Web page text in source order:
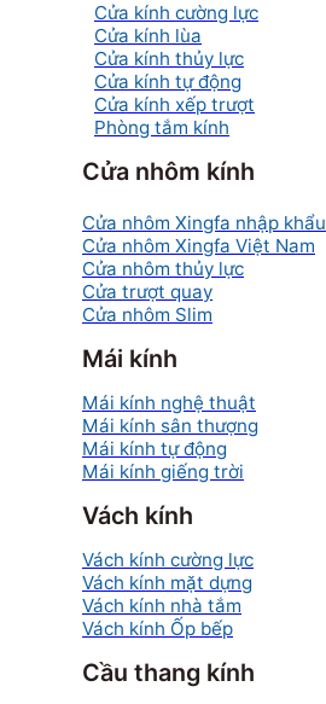
Cửa kính cường lực
Cửa kính lùa
Cửa kính thủy lực
Cửa kính tự động
Cửa kính xếp trượt
Phòng tắm kính
Cửa nhôm kính
Cửa nhôm Xingfa nhập khẩu
Cửa nhôm Xingfa Việt Nam
Cửa nhôm thủy lực
Cửa trượt quay
Cửa nhôm Slim
Mái kính
Mái kính nghệ thuật
Mái kính sân thượng
Mái kính tự động
Mái kính giếng trời
Vách kính
Vách kính cường lực
Vách kính mặt dựng
Vách kính nhà tắm
Vách kính Ốp bếp
Cầu thang kính